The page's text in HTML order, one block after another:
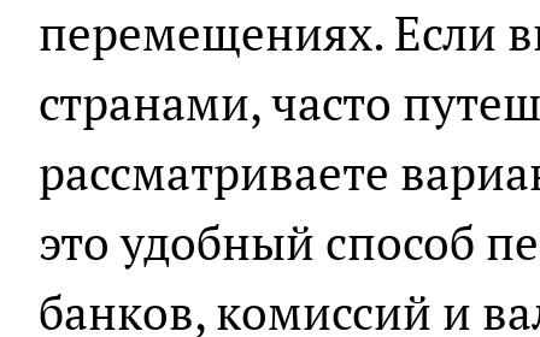
перемещениях. Если
странами, часто
рассматриваете
это удобный способ
банков, комиссий и